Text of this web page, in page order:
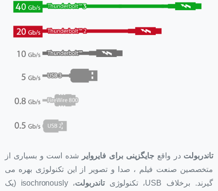
تاندربولت در واقعجایگزینی برای فایروایر
شده است و بسیاری از
متخصصین صنعت فیلم ، صدا و تصویر از این تکنولوژی بهره می
گیرند. برخلاف USB، تکنولوژی
تاندربولت ، isochronously (یک